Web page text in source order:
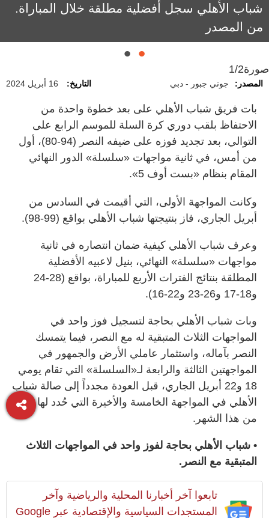
شباب الأهلي سجل أفضلية مطلقة خلال المباراة.
من المصدر
صورة1/2
المصدر: جوني جبور - دبي التاريخ: 16 أبريل 2024
بات فريق شباب الأهلي على بعد خطوة واحدة من
الاحتفاظ بلقب دوري كرة السلة للموسم الرابع على
التوالي، بعد تجديد فوزه على ضيفه النصر (94-80)، أول
من أمس، في ثانية مواجهات «سلسلة» الدور النهائي
المقام بنظام «بست أوف 5».
وكانت المواجهة الأولى، التي أقيمت في السادس من
أبريل الجاري، فاز بنتيجتها شباب الأهلي بواقع (99-98).
وعرف شباب الأهلي كيفية ضمان انتصاره في ثانية
مواجهات «سلسلة» النهائي، بنيل لاعبيه الأفضلية
المطلقة بنتائج الفترات الأربع للمباراة، بواقع (28-24
و18-17 و26-23 و22-16).
وبات شباب الأهلي بحاجة لتسجيل فوز واحد في
المواجهات الثلاث المتبقية له مع النصر، فيما يتمسك
النصر بآماله، واستثمار عاملي الأرض والجمهور في
المواجهتين الثالثة والرابعة لـ«السلسلة» التي تقام يومي
18 و22 أبريل الجاري، قبل العودة مجدداً إلى صالة شباب
الأهلي في المواجهة الخامسة والأخيرة التي حُدد لها الـ25
من هذا الشهر.
• شباب الأهلي بحاجة لفوز واحد في المواجهات الثلاث
المتبقية مع النصر.
تابعوا آخر أخبارنا المحلية والرياضية وآخر
المستجدات السياسية والإقتصادية عبر Google